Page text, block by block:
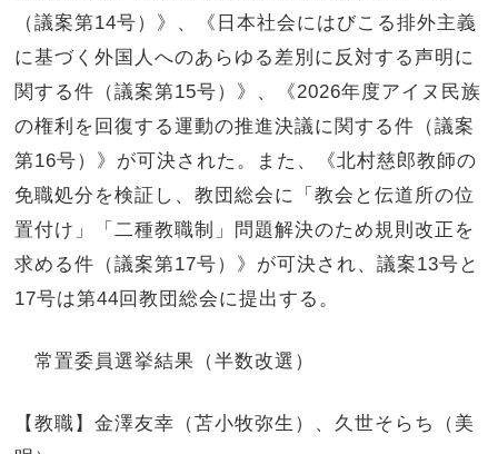
（議案第14号）》、《日本社会にはびこる排外主義
に基づく外国人へのあらゆる差別に反対する声明に
関する件（議案第15号）》、《2026年度アイヌ民族
の権利を回復する運動の推進決議に関する件（議案
第16号）》が可決された。また、《北村慈郎教師の
免職処分を検証し、教団総会に「教会と伝道所の位
置付け」「二種教職制」問題解決のため規則改正を
求める件（議案第17号）》が可決され、議案13号と
17号は第44回教団総会に提出する。
常置委員選挙結果（半数改選）
【教職】金澤友幸（苫小牧弥生）、久世そらち（美